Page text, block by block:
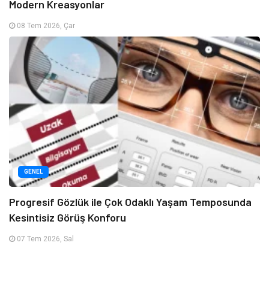
Modern Kreasyonlar
08 Tem 2026, Çar
GENEL
Progresif Gözlük ile Çok Odaklı Yaşam Temposunda
Kesintisiz Görüş Konforu
07 Tem 2026, Sal